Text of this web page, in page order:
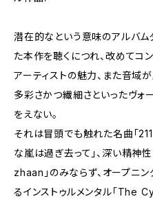
潜在的なという意味のアルバム
た本作を聴くにつれ、改めてコ
アーティストの魅力、また音域
多彩さかつ繊細さといったヴォ
をえない。
それは冒頭でも触れた名曲「
な嵐は過ぎ去って」、深い精神
zhaan」のみならず、オープニ
るインストゥルメンタル「The